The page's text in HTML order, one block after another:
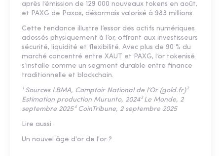
après l’émission de 129 000 nouveaux tokens en août,
et PAXG de Paxos, désormais valorisé à 983 millions.
Cette tendance illustre l’essor des actifs numériques
adossés physiquement à l’or, offrant aux investisseurs
sécurité, liquidité et flexibilité. Avec plus de 90 % du
marché concentré entre XAUT et PAXG, l’or tokenisé
s’installe comme un segment durable entre finance
traditionnelle et blockchain.
¹ Sources LBMA, Comptoir National de l’Or (gold.fr)²
Estimation production Murunto, 2024³ Le Monde, 2
septembre 2025⁴ CoinTribune, 2 septembre 2025
Lire aussi :
Un nouvel âge d'or de l'or ?